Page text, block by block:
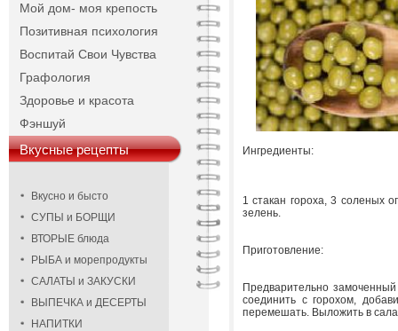
Мой дом- моя крепость
Позитивная психология
Воспитай Свои Чувства
Графология
Здоровье и красота
Фэншуй
Вкусные рецепты
Вкусно и бысто
СУПЫ и БОРЩИ
ВТОРЫЕ блюда
РЫБА и морепродукты
САЛАТЫ и ЗАКУСКИ
ВЫПЕЧКА и ДЕСЕРТЫ
НАПИТКИ
Ингредиенты:
1 стакан гороха, 3 соленых
зелень.
Приготовление:
Предварительно
соединить с горохом,
перемешать. Выложить в